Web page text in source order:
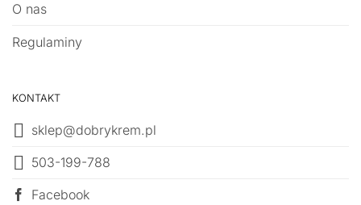
O nas
Regulaminy
KONTAKT
sklep@dobrykrem.pl
503-199-788
Facebook